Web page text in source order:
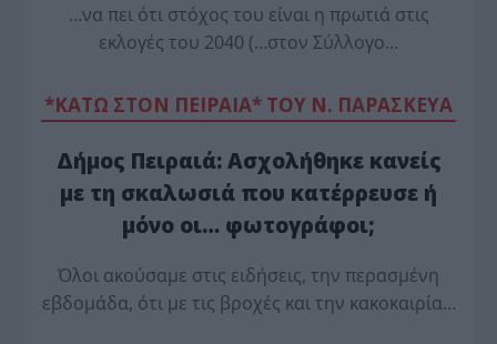
…να πει ότι στόχος του είναι η πρωτιά στις
εκλογές του 2040 (…στον Σύλλογο…
*ΚΑΤΩ ΣΤΟΝ ΠΕΙΡΑΙΑ* ΤΟΥ Ν. ΠΑΡΑΣΚΕΥΑ
Δήμος Πειραιά: Ασχολήθηκε κανείς
με τη σκαλωσιά που κατέρρευσε ή
μόνο οι… φωτογράφοι;
Όλοι ακούσαμε στις ειδήσεις, την περασμένη
εβδομάδα, ότι με τις βροχές και την κακοκαιρία…